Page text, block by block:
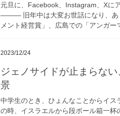
元旦に、Facebook、Instagram、Xに
――― 旧年中は大変お世話になり、あ
メント経営賞」、広島での「アンガ
2023/12/24
ジェノサイドが止まらな
景
中学生のとき、ひょんなことからイ
の時、イスラエルから段ボール箱一